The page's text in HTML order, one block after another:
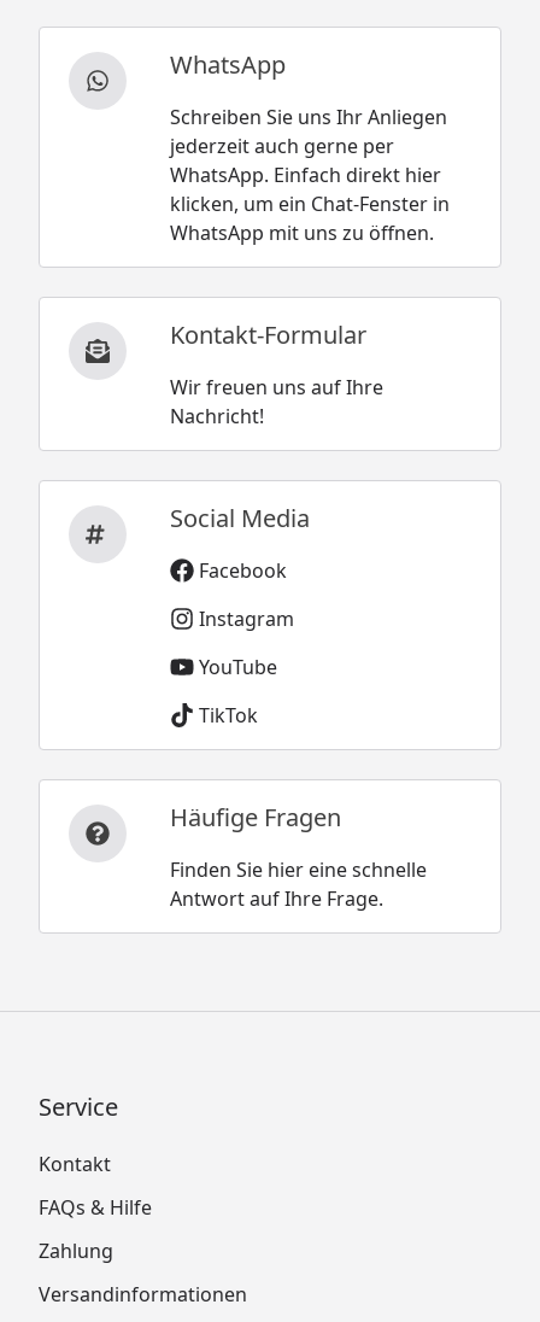
WhatsApp
Schreiben Sie uns Ihr Anliegen
jederzeit auch gerne per
WhatsApp. Einfach direkt hier
klicken, um ein Chat-Fenster in
WhatsApp mit uns zu öffnen.
Kontakt-Formular
Wir freuen uns auf Ihre
Nachricht!
Social Media
Facebook
Instagram
YouTube
TikTok
Häufige Fragen
Finden Sie hier eine schnelle
Antwort auf Ihre Frage.
Service
Kontakt
FAQs & Hilfe
Zahlung
Versandinformationen